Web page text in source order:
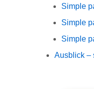
Simple
Simple
Simple
Ausblick –